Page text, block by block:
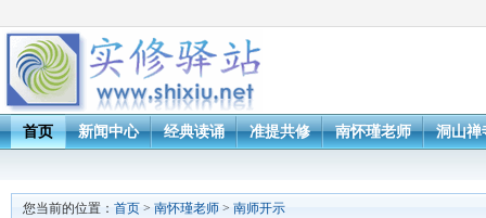
首页 新闻中心 经典读诵 准提共修 南怀瑾老师 洞山禅
您当前的位置： 首页 > 南怀瑾老师 > 南师开示